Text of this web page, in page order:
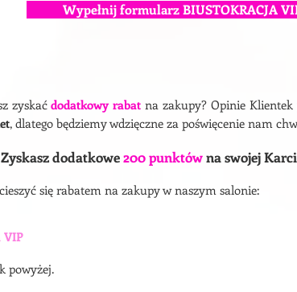
Wypełnij formularz BIUSTOKRACJA
zyskaćdodatkowy rabat na zakupy? Opinie Klientek
, dlatego będziemy wdzięczne za poświęcenie nam
Zyskasz dodatkowe200 punktówna swojej
się rabatem na zakupy w naszym salonie:
VIP
powyżej.